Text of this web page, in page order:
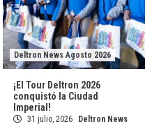
Deltron News Agosto 2026
¡El Tour Deltron 2026
conquistó la Ciudad
Imperial!
31 julio, 2026 Deltron News